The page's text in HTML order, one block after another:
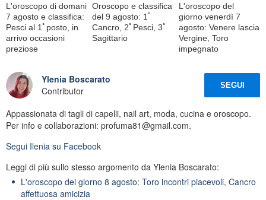
L'oroscopo di domani
7 agosto e classifica:
Pesci al 1ﾟposto, in
arrivo occasioni
preziose
Oroscopo e classifica
del 9 agosto: 1ﾟ
Cancro, 2ﾟPesci, 3ﾟ
Sagittario
L'oroscopo del
giorno venerdì 7
agosto: Venere lascia
Vergine, Toro
impegnato
Ylenia Boscarato
Contributor
SEGUI
Appassionata di tagli di capelli, nail art, moda, cucina e oroscopo.
Per info e collaborazioni: profuma81@gmail.com.
Segui Ilenia su Facebook
Leggi di più sullo stesso argomento da Ylenia Boscarato:
L'oroscopo del giorno 8 agosto: Toro incontri piacevoli, Cancro
affettuosa amicizia